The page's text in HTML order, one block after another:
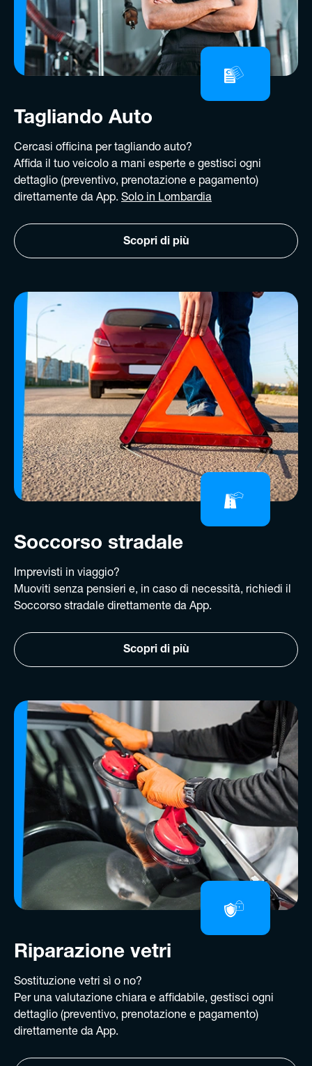
Tagliando Auto
Cercasi officina per tagliando auto?
Affida il tuo veicolo a mani esperte e gestisci ogni
dettaglio (preventivo, prenotazione e pagamento)
direttamente da App. Solo in Lombardia
Scopri di più
Soccorso stradale
Imprevisti in viaggio?
Muoviti senza pensieri e, in caso di necessità, richiedi il
Soccorso stradale direttamente da App.
Scopri di più
Riparazione vetri
Sostituzione vetri sì o no?
Per una valutazione chiara e affidabile, gestisci ogni
dettaglio (preventivo, prenotazione e pagamento)
direttamente da App.